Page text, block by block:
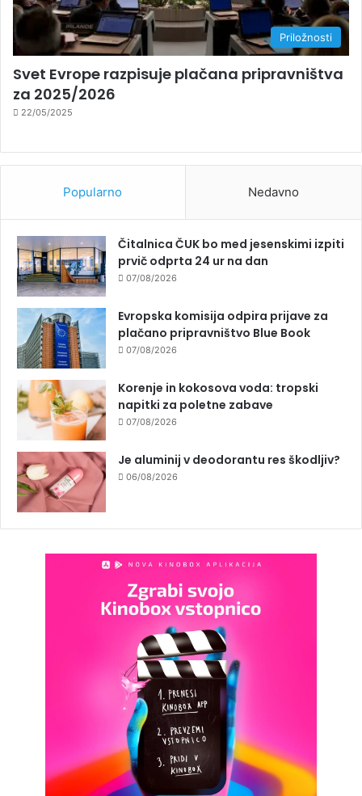
Priložnosti
Svet Evrope razpisuje plačana pripravništva
za 2025/2026
22/05/2025
Popularno Nedavno
Čitalnica ČUK bo med jesenskimi izpiti
prvič odprta 24 ur na dan
07/08/2026
Evropska komisija odpira prijave za
plačano pripravništvo Blue Book
07/08/2026
Korenje in kokosova voda: tropski
napitki za poletne zabave
07/08/2026
Je aluminij v deodorantu res škodljiv?
06/08/2026